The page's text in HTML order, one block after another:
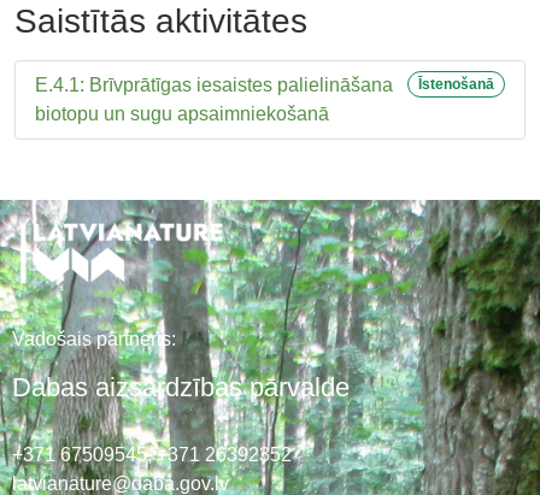
Saistītās aktivitātes
E.4.1: Brīvprātīgas iesaistes palielināšana
biotopu un sugu apsaimniekošanā
Īstenošanā
Vadošais partneris:
Dabas aizsardzības pārvalde
+371 67509545,+371 26392352
latvianature@daba.gov.lv